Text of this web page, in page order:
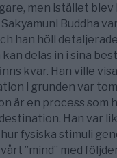
men istället blev
Buddha
han höll
delas in i sina
kvar. Han ville
i grunden var
är en process som
Han var
fysiska stimuli
”mind” med